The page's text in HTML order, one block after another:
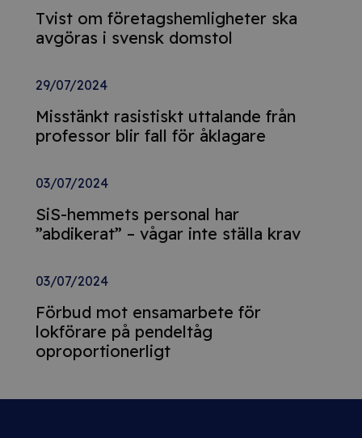
Tvist om företagshemligheter ska
avgöras i svensk domstol
29/07/2024
Misstänkt rasistiskt uttalande från
professor blir fall för åklagare
03/07/2024
SiS-hemmets personal har
”abdikerat” – vågar inte ställa krav
03/07/2024
Förbud mot ensamarbete för
lokförare på pendeltåg
oproportionerligt